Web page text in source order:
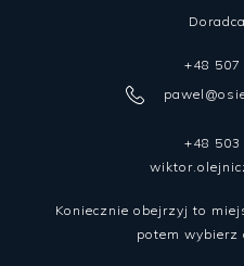
+48
+48
Koniecznie obejrzyj to
potem wybierz